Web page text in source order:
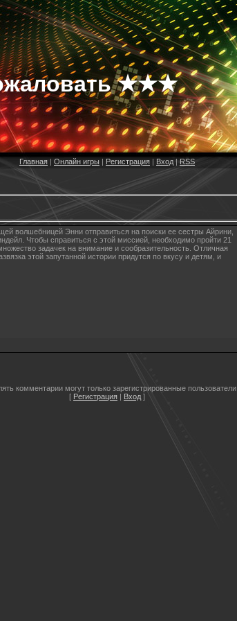
★★★
Главная | Онлайн игры | Регистрация | Вход|RSS
волшебницей Энни отправиться на поиски ее сестры Айрини,
Чтобы справиться с этой миссией, необходимо пройти 21
задачек на внимание и сообразительность. Отличная
этой запутанной истории придутся по вкусу и детям, и
комментарии могут только зарегистрированные пользователи.
[ Регистрация Вход ]